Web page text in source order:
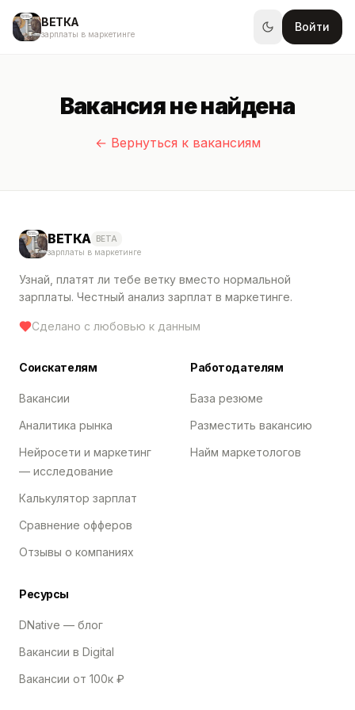
ВЕТКА
зарплаты в маркетинге
Войти
Вакансия не найдена
← Вернуться к вакансиям
ВЕТКА BETA
зарплаты в маркетинге
Узнай, платят ли тебе ветку вместо нормальной
зарплаты. Честный анализ зарплат в маркетинге.
Сделано с любовью к данным
Соискателям
Вакансии
Аналитика рынка
Нейросети и маркетинг
— исследование
Калькулятор зарплат
Сравнение офферов
Отзывы о компаниях
Работодателям
База резюме
Разместить вакансию
Найм маркетологов
Ресурсы
DNative — блог
Вакансии в Digital
Вакансии от 100к ₽